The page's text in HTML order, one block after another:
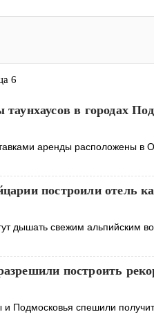
открылся «Город
6
в городах
аренды расположены в
построили отель
дышать свежим альпийским
построить
Подмосковья спешили